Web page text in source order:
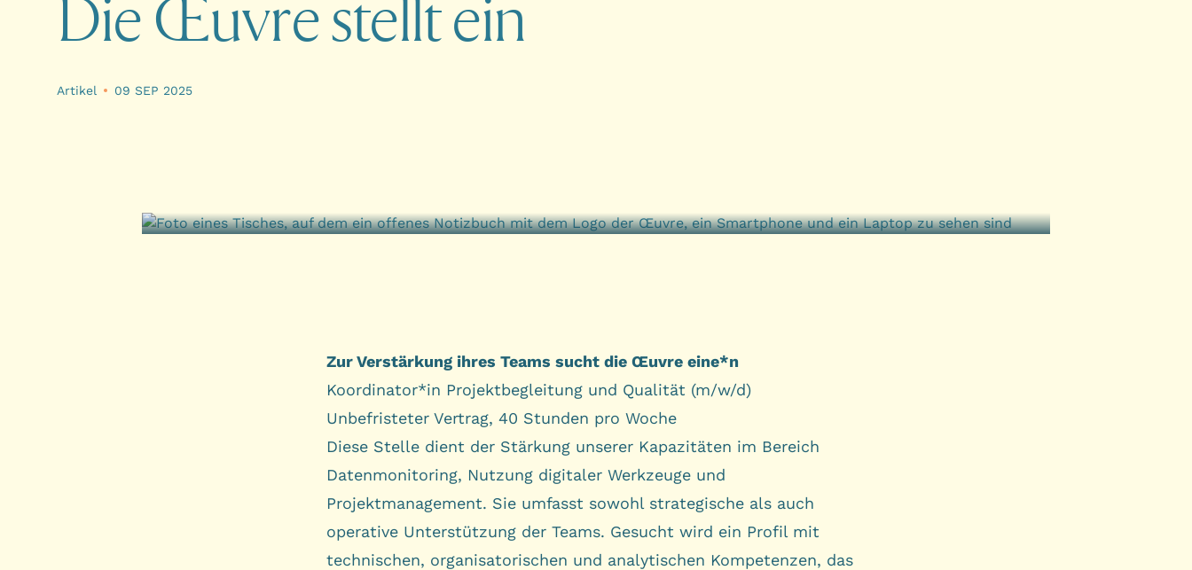
DieŒuvrestelltein
Artikel 09 SEP 2025
Zur Verstärkung ihres Teams sucht die Œuvre eine*n
Koordinator*in Projektbegleitung und Qualität (m/w/d)
Unbefristeter Vertrag, 40 Stunden pro Woche
Diese Stelle dient der Stärkung unserer Kapazitäten im Bereich
Datenmonitoring, Nutzung digitaler Werkzeuge und
Projektmanagement. Sie umfasst sowohl strategische als auch
operative Unterstützung der Teams. Gesucht wird ein Profil mit
technischen, organisatorischen und analytischen Kompetenzen, das